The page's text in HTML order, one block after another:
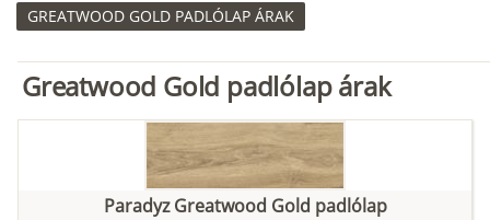
GREATWOOD GOLD PADLÓLAP ÁRAK
Greatwood Gold padlólap árak
Paradyz Greatwood Gold padlólap